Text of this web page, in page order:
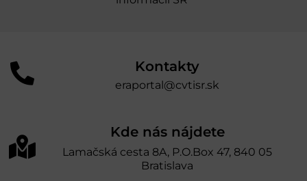
Kontakty
eraportal@cvtisr.sk
Kde nás nájdete
Lamačská cesta 8A, P.O.Box 47, 840 05
Bratislava